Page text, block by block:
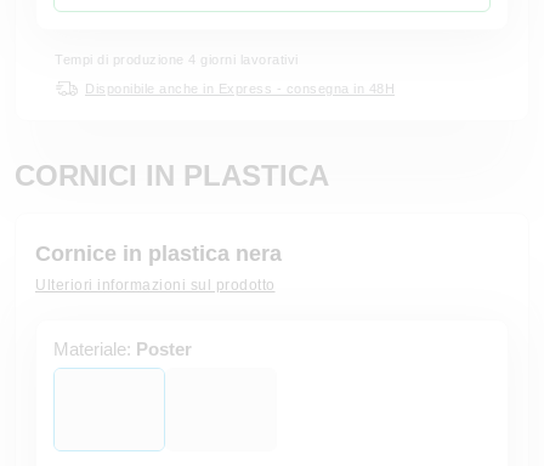
Tempi di produzione 4 giorni lavorativi
Disponibile anche in Express - consegna in 48H
CORNICI IN PLASTICA
Cornice in plastica nera
Ulteriori informazioni sul prodotto
Materiale: Poster